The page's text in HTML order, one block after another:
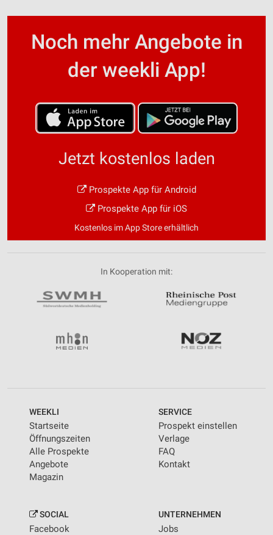
Noch mehr Angebote in
der weekli App!
Jetzt kostenlos laden
Prospekte App für Android
Prospekte App für iOS
Kostenlos im App Store erhältlich
In Kooperation mit:
WEEKLI
Startseite
Öffnungszeiten
Alle Prospekte
Angebote
Magazin
SERVICE
Prospekt einstellen
Verlage
FAQ
Kontakt
SOCIAL
Facebook
UNTERNEHMEN
Jobs